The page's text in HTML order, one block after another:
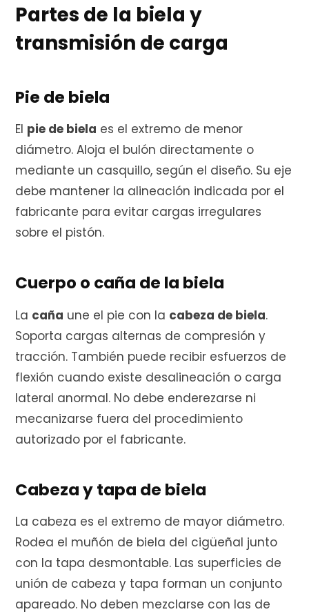
Partes de la biela y
transmisión de carga
Pie de biela
El pie de biela es el extremo de menor
diámetro. Aloja el bulón directamente o
mediante un casquillo, según el diseño. Su eje
debe mantener la alineación indicada por el
fabricante para evitar cargas irregulares
sobre el pistón.
Cuerpo o caña de la biela
La caña une el pie con la cabeza de biela.
Soporta cargas alternas de compresión y
tracción. También puede recibir esfuerzos de
flexión cuando existe desalineación o carga
lateral anormal. No debe enderezarse ni
mecanizarse fuera del procedimiento
autorizado por el fabricante.
Cabeza y tapa de biela
La cabeza es el extremo de mayor diámetro.
Rodea el muñón de biela del cigüeñal junto
con la tapa desmontable. Las superficies de
unión de cabeza y tapa forman un conjunto
apareado. No deben mezclarse con las de